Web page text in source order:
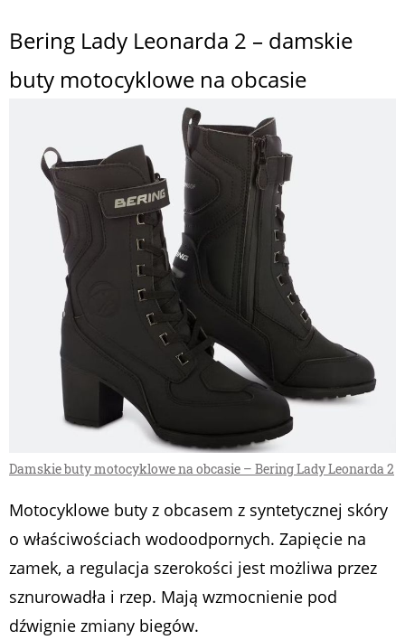
Bering Lady Leonarda 2 – damskie
buty motocyklowe na obcasie
Damskie buty motocyklowe na obcasie – Bering Lady Leonarda 2
Motocyklowe buty z obcasem z syntetycznej skóry
o właściwościach wodoodpornych. Zapięcie na
zamek, a regulacja szerokości jest możliwa przez
sznurowadła i rzep. Mają wzmocnienie pod
dźwignie zmiany biegów.